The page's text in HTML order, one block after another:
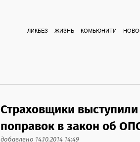
ЛИКБЕЗ ЖИЗНЬ КОМЬЮНИТИ
Страховщики
поправок в закон об
добавлено 14.10.2014 14:49